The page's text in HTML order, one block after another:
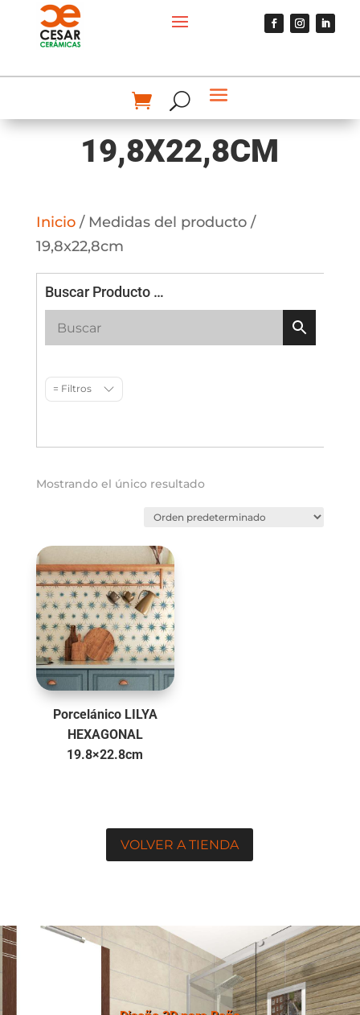
19,8X22,8CM
Inicio/ Medidas del producto /
19,8x22,8cm
Buscar Producto …
= Filtros
Mostrando el único resultado
Porcelánico LILYA
HEXAGONAL
19.8×22.8cm
VOLVER A TIENDA